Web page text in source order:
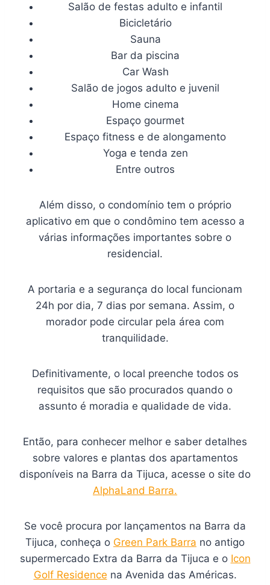
Salão de festas adulto e infantil
Bicicletário
Sauna
Bar da piscina
Car Wash
Salão de jogos adulto e juvenil
Home cinema
Espaço gourmet
Espaço fitness e de alongamento
Yoga e tenda zen
Entre outros
Além disso, o condomínio tem o próprio
aplicativo em que o condômino tem acesso a
várias informações importantes sobre o
residencial.
A portaria e a segurança do local funcionam
24h por dia, 7 dias por semana. Assim, o
morador pode circular pela área com
tranquilidade.
Definitivamente, o local preenche todos os
requisitos que são procurados quando o
assunto é moradia e qualidade de vida.
Então, para conhecer melhor e saber detalhes
sobre valores e plantas dos apartamentos
disponíveis na Barra da Tijuca, acesse o site do
AlphaLand Barra.
Se você procura por lançamentos na Barra da
Tijuca, conheça o Green Park Barra no antigo
supermercado Extra da Barra da Tijuca e o Icon
Golf Residence na Avenida das Américas.